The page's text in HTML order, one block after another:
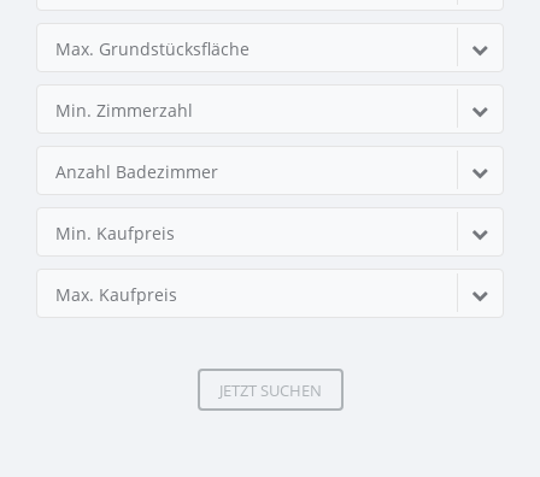
Max. Grundstücksfläche
Min. Zimmerzahl
Anzahl Badezimmer
Min. Kaufpreis
Max. Kaufpreis
JETZT SUCHEN